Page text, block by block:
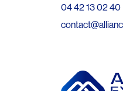
04 42 13 02 40